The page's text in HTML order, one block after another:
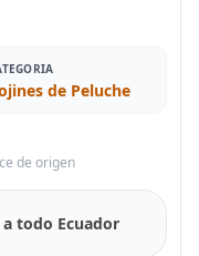
de Peluche
de origen
todo Ecuador